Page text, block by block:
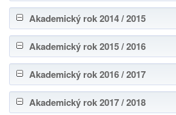
Akademický rok 2014 / 2015
Akademický rok 2015 / 2016
Akademický rok 2016 / 2017
Akademický rok 2017 / 2018